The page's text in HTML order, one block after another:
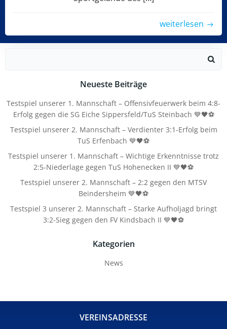
weiterlesen
Neueste Beiträge
Testspiel unserer 1. Mannschaft – Offensivfeuerwerk beim 4:8-
Erfolg gegen die SG Eiche Sippersfeld/TuS Steinbach 💙🖤⚽
Testspiel unserer 2. Mannschaft – Verdienter 3:1-Erfolg beim
TuS Erfenbach 💙🖤⚽
Testspiel unserer 1. Mannschaft – Wichtige Erkenntnisse trotz
2:5-Niederlage gegen TuS Hohenecken II 💙🖤⚽
Testspiel unserer 2. Mannschaft – 2:2 gegen den MTSV
Beindersheim 💙🖤⚽
Testspiel 3 unserer 2. Mannschaft – Starke Aufholjagd bringt
3:2-Sieg gegen den FV Kindsbach II 💙🖤⚽
Kategorien
News
VEREINSADRESSE